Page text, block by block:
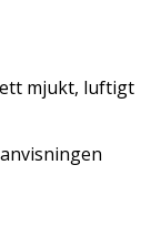
mjukt, luftigt